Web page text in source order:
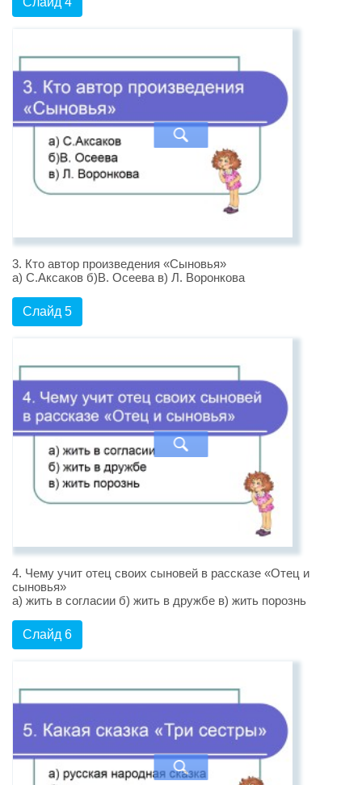
3. Кто автор произведения «Сыновья»
а) С.Аксаков б)В. Осеева в) Л. Воронкова
Слайд 5
4. Чему учит отец своих сыновей в рассказе «Отец и
сыновья»
а) жить в согласии б) жить в дружбе в) жить порознь
Слайд 6